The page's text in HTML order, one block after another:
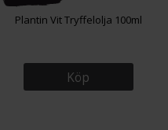
Plantin Vit Tryffelolja 100ml
Köp